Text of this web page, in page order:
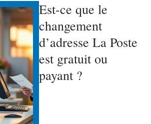
Est-ce que le
changement
d’adresse La Poste
est gratuit ou
payant ?